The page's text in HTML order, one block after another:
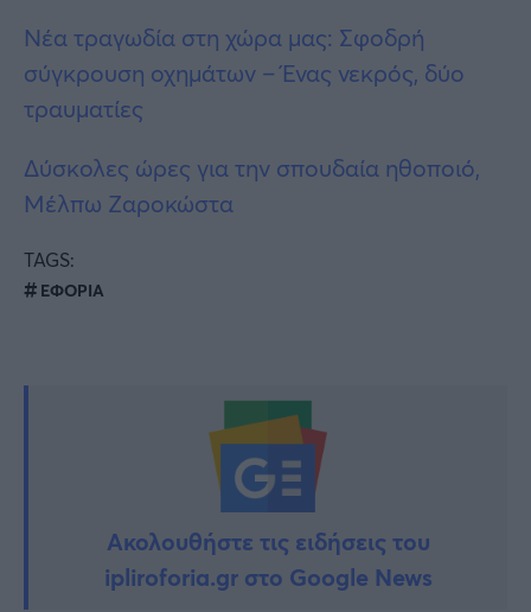
Νέα τραγωδία στη χώρα μας: Σφοδρή
σύγκρουση οχημάτων – Ένας νεκρός, δύο
τραυματίες
Δύσκολες ώρες για την σπουδαία ηθοποιό,
Μέλπω Ζαροκώστα
TAGS:
ΕΦΟΡΙΑ
Ακολουθήστε τις ειδήσεις του
ipliroforia.gr στο Google News